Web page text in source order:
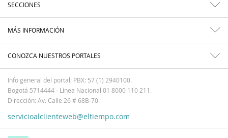
SECCIONES
MÁS INFORMACIÓN
CONOZCA NUESTROS PORTALES
Info general del portal: PBX: 57 (1) 2940100.
Bogotá 5714444 - Línea Nacional 01 8000 110 211.
Dirección: Av. Calle 26 # 68B-70.
servicioalclienteweb@eltiempo.com